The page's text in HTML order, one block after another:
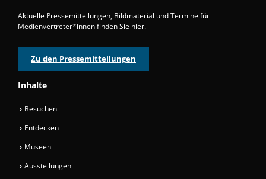
Aktuelle Pressemitteilungen, Bildmaterial und Termine für
Medienvertreter*innen finden Sie hier.
Zu den Pressemitteilungen
Inhalte
Besuchen
Entdecken
Museen
Ausstellungen